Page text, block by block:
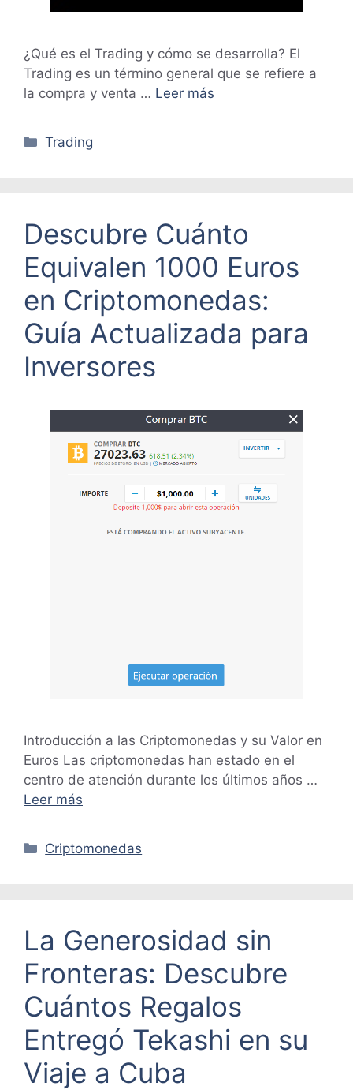
¿Qué es el Trading y cómo se desarrolla? El
Trading es un término general que se refiere a
la compra y venta … Leer más
Categorías
Trading
Descubre Cuánto
Equivalen 1000 Euros
en Criptomonedas:
Guía Actualizada para
Inversores
Introducción a las Criptomonedas y su Valor en
Euros Las criptomonedas han estado en el
centro de atención durante los últimos años …
Leer más
Categorías
Criptomonedas
La Generosidad sin
Fronteras: Descubre
Cuántos Regalos
Entregó Tekashi en su
Viaje a Cuba